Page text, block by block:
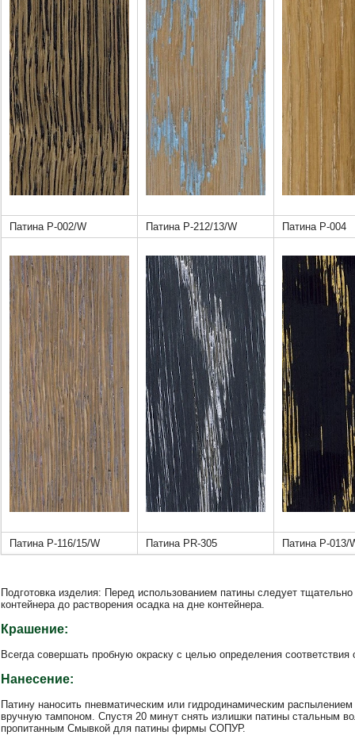
Патина Р-002/W Патина Р-212/13/W Патина Р-004
Патина Р-116/15/W Патина PR-305 Патина Р-013/
Подготовка изделия: Перед использованием патины следует
контейнера до растворения осадка на дне контейнера.
Крашение:
Всегда совершать пробную окраску с целью определения соответствия
Нанесение:
Патину наносить пневматическим или гидродинамическим
вручную тампоном. Спустя 20 минут снять излишки патины стальным
пропитанным Смывкой для патины фирмы СОПУР.